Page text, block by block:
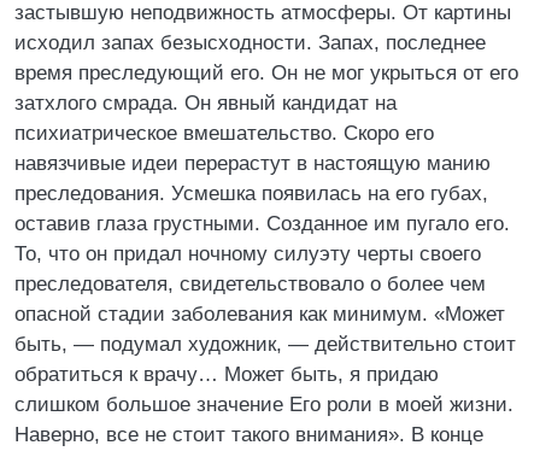
застывшую неподвижность атмосферы. От картины
исходил запах безысходности. Запах, последнее
время преследующий его. Он не мог укрыться от его
затхлого смрада. Он явный кандидат на
психиатрическое вмешательство. Скоро его
навязчивые идеи перерастут в настоящую манию
преследования. Усмешка появилась на его губах,
оставив глаза грустными. Созданное им пугало его.
То, что он придал ночному силуэту черты своего
преследователя, свидетельствовало о более чем
опасной стадии заболевания как минимум. «Может
быть, — подумал художник, — действительно стоит
обратиться к врачу… Может быть, я придаю
слишком большое значение Его роли в моей жизни.
Наверно, все не стоит такого внимания». В конце